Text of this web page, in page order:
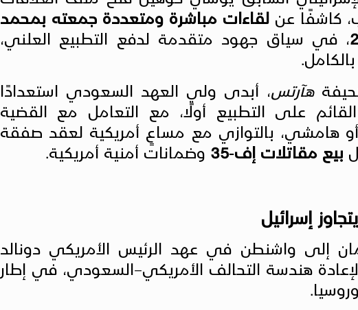
كاشفًا عنلقاءات مباشرة ومتعددة جمعته بمحمد
، في سياق جهود متقدمة لدفع التطبيع العلني،
هآرتس، أبدى ولي العهد السعودي استعدادًا
القائم على التطبيع أولًا، مع التعامل مع القضية
هامشي، بالتوازي مع مساعٍ أمريكية لعقد صفقة
بيع مقاتلات إف‑35 وضمانات أمنية أمريكية.
إسرائيل
إلى واشنطن في عهد الرئيس الأمريكي دونالد
هندسة التحالف الأمريكي–السعودي، في إطار